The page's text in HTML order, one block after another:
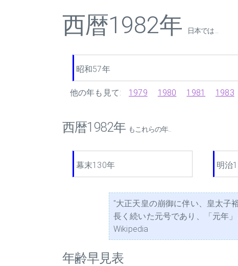
西暦1982年 日本では ...
昭和57年
他の年も見て: 1979 1980 1981 1983
西暦1982年 もこれらの年...
幕末130年 明治
"大正天皇の崩御に伴い、皇太子
長く続いた元号であり、「元年
Wikipedia
年齢早見表